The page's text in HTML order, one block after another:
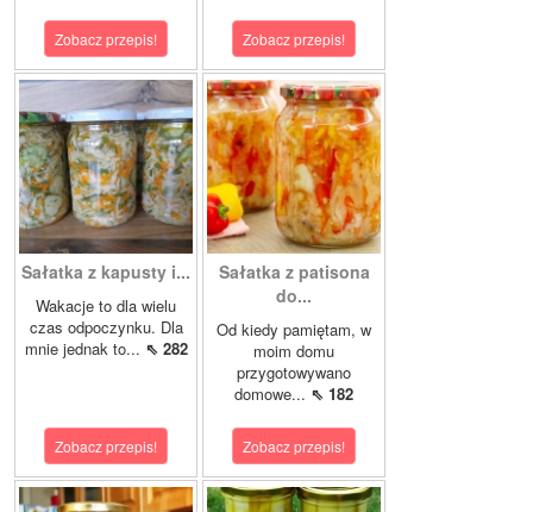
Zobacz przepis! Zobacz przepis!
Sałatka z kapusty i...
Wakacje to dla wielu
czas odpoczynku. Dla
mnie jednak to... ⇖ 282
Zobacz przepis!
Sałatka z patisona
do...
Od kiedy pamiętam, w
moim domu
przygotowywano
domowe... ⇖ 182
Zobacz przepis!